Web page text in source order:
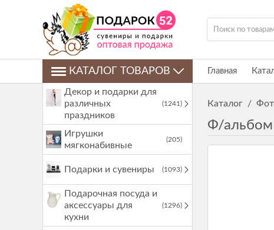
КАТАЛОГ ТОВАРОВ
Декор и подарки для
различных
праздников
(1241)
Игрушки
мягконабивные
(205)
Подарки и сувениры (1093)
Подарочная посуда и
аксессуары для
кухни
(1296)
Главная
Каталог /
Ф/альбом